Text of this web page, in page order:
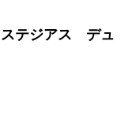
テジアス デュ